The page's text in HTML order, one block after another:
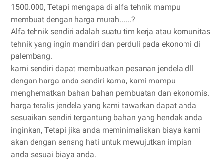
1500.000, Tetapi mengapa di alfa tehnik mampu
membuat dengan harga murah......?
Alfa tehnik sendiri adalah suatu tim kerja atau komunitas
tehnik yang ingin mandiri dan perduli pada ekonomi di
palembang.
kami sendiri dapat membuatkan pesanan jendela dll
dengan harga anda sendiri karna, kami mampu
menghematkan bahan bahan pembuatan dan ekonomis.
harga teralis jendela yang kami tawarkan dapat anda
sesuaikan sendiri tergantung bahan yang hendak anda
inginkan, Tetapi jika anda meminimaliskan biaya kami
akan dengan senang hati untuk mewujutkan impian
anda sesuai biaya anda.